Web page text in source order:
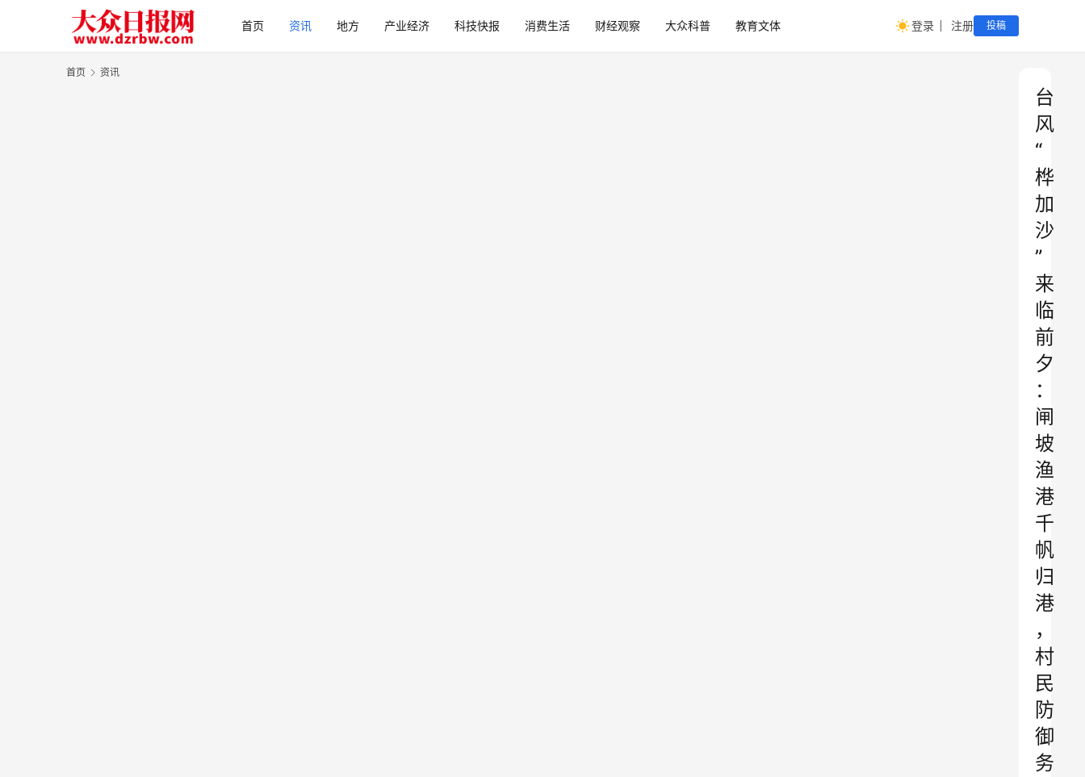
首页 资讯 地方 产业经济 科技快报 消费生活 财经观察 大众科普 教育文体 登录 注册 投稿
首页 资讯
台
风
“
桦
加
沙
”
来
临
前
夕
：
闸
坡
渔
港
千
帆
归
港
，
村
民
防
御
务